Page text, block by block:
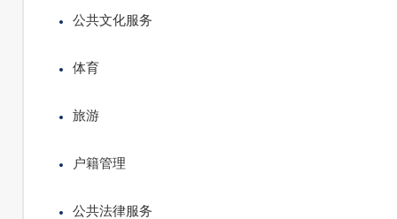
公共文化服务
体育
旅游
户籍管理
公共法律服务